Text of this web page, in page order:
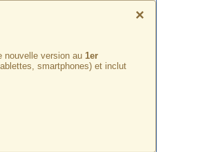
×
nouvelle version au 1er
smartphones) et inclut